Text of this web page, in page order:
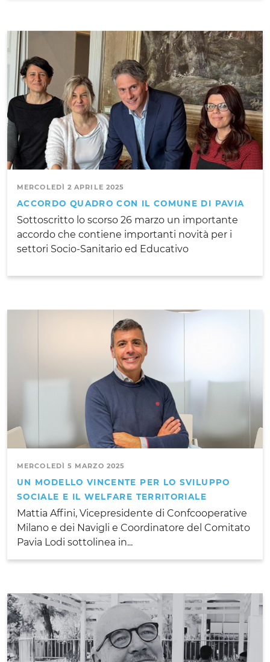
MERCOLEDÌ 2 APRILE 2025
ACCORDO QUADRO CON IL COMUNE DI PAVIA
Sottoscritto lo scorso 26 marzo un importante
accordo che contiene importanti novità per i
settori Socio-Sanitario ed Educativo
MERCOLEDÌ 5 MARZO 2025
UN MODELLO VINCENTE PER LO SVILUPPO
SOCIALE E IL WELFARE TERRITORIALE
Mattia Affini, Vicepresidente di Confcooperative
Milano e dei Navigli e Coordinatore del Comitato
Pavia Lodi sottolinea in...